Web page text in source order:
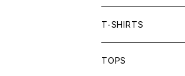
T-SHIRTS
TOPS